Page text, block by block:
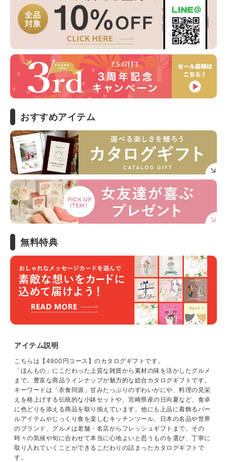
おすすめアイテム
無料特典
アイテム説明
こちらは【4900円コース】のカタログギフトです。
「ほんもの」にこだわった上質な雑貨から素材の味を活かしたグルメ
まで。豊富な商品ラインナップが魅力的な総合カタログギフトです。
キーワードは「衣食同源」甘みたっぷりのずわいがにや、料理の見栄
えを格上げする伝統的な小鉢セットや、宮崎県産の日向夏など、食卓
に色どりを添える商品を取り揃えています。他にも上品に着飾るパー
ルアイテムやじっくり食を楽しむキッチンツール、日本の名品や世界
のブランド、グルメは老舗・名店からフレッシュギフトまで。その
時々の気候や旬に合わせて本当に心地よいと思うものを選び、丁寧に
取り入れていくことができるこだわりの詰まったカタログギフトで
す。